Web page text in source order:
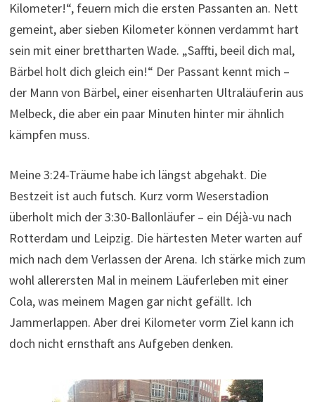
Kilometer!“, feuern mich die ersten Passanten an. Nett
gemeint, aber sieben Kilometer können verdammt hart
sein mit einer brettharten Wade. „Saffti, beeil dich mal,
Bärbel holt dich gleich ein!“ Der Passant kennt mich –
der Mann von Bärbel, einer eisenharten Ultraläuferin aus
Melbeck, die aber ein paar Minuten hinter mir ähnlich
kämpfen muss.
Meine 3:24-Träume habe ich längst abgehakt. Die
Bestzeit ist auch futsch. Kurz vorm Weserstadion
überholt mich der 3:30-Ballonläufer – ein Déjà-vu nach
Rotterdam und Leipzig. Die härtesten Meter warten auf
mich nach dem Verlassen der Arena. Ich stärke mich zum
wohl allerersten Mal in meinem Läuferleben mit einer
Cola, was meinem Magen gar nicht gefällt. Ich
Jammerlappen. Aber drei Kilometer vorm Ziel kann ich
doch nicht ernsthaft ans Aufgeben denken.